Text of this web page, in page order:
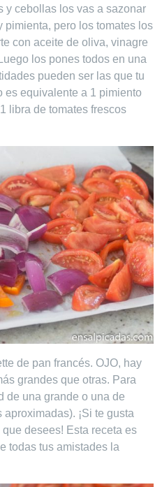
y cebollas los vas a sazonar
pero los tomates los
con aceite de oliva, vinagre
los pones todos en una
pueden ser las que tu
es equivalente a 1 pimiento
libra de tomates frescos
de pan francés. OJO, hay
grandes que otras. Para
de una grande o una de
¡Si te gusta
desees! Esta receta es
todas tus amistades la